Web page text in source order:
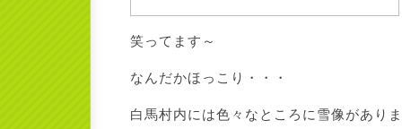
笑ってます～
なんだかほっこり・・・
白馬村内には色々なところに雪像があり